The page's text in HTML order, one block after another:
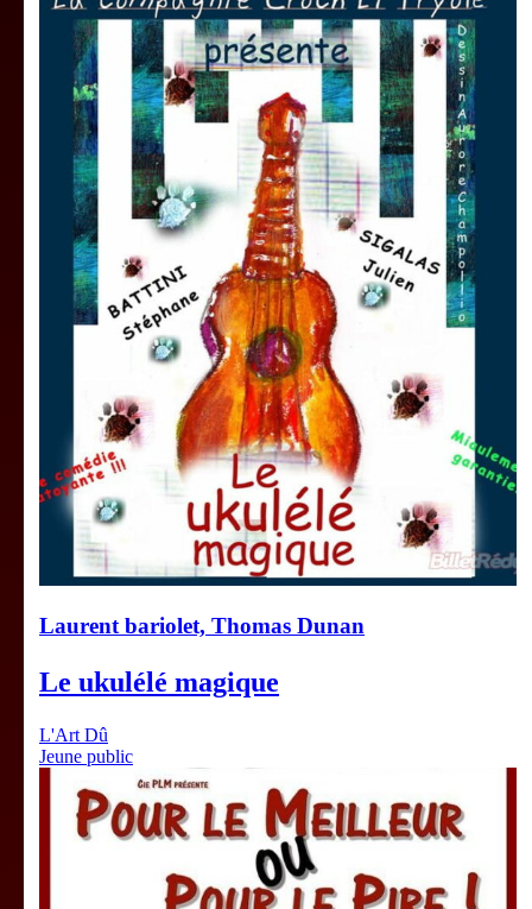
Laurent bariolet, Thomas Dunan
Le ukulélé magique
L'Art Dû
Jeune public